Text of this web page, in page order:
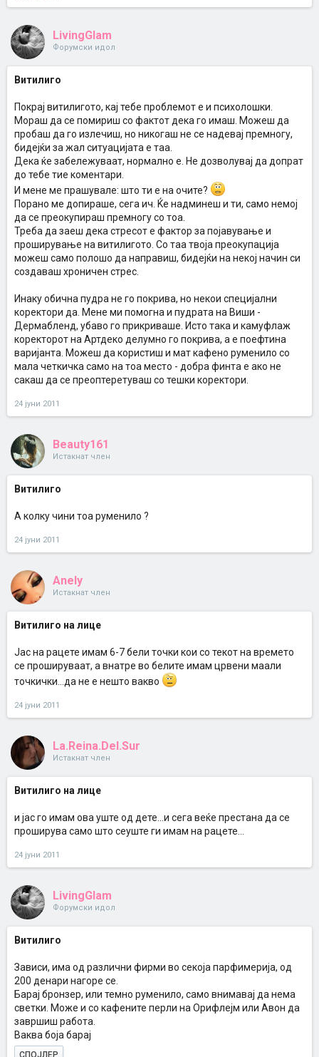
LivingGlam
Форумски идол
Витилиго
Покрај витилигото, кај тебе проблемот е и психолошки.
Мораш да се помириш со фактот дека го имаш. Можеш да
пробаш да го излечиш, но никогаш не се надевај премногу,
бидејќи за жал ситуацијата е таа.
Дека ќе забележуваат, нормално е. Не дозволувај да допрат
до тебе тие коментари.
И мене ме прашувале: што ти е на очите?
Порано ме допираше, сега ич. Ќе надминеш и ти, само немој
да се преокупираш премногу со тоа.
Треба да заеш дека стресот е фактор за појавување и
проширување на витилигото. Со таа твоја преокупација
можеш само полошо да направиш, бидејќи на некој начин си
создаваш хроничен стрес.
Инаку обична пудра не го покрива, но некои специјални
коректори да. Мене ми помогна и пудрата на Виши -
Дермабленд, убаво го прикриваше. Исто така и камуфлаж
коректорот на Артдеко делумно го покрива, а е поефтина
варијанта. Можеш да користиш и мат кафено руменило со
мала четкичка само на тоа место - добра финта е ако не
сакаш да се преоптеретуваш со тешки коректори.
24 јуни 2011
Beauty161
Истакнат член
Витилиго
А колку чини тоа руменило ?
24 јуни 2011
Anely
Истакнат член
Витилиго на лице
Јас на рацете имам 6-7 бели точки кои со текот на времето
се прошируваат, а внатре во белите имам црвени маали
точкички...да не е нешто вакво
24 јуни 2011
La.Reina.Del.Sur
Истакнат член
Витилиго на лице
и јас го имам ова уште од дете...и сега веќе престана да се
проширува само што сеуште ги имам на рацете...
24 јуни 2011
LivingGlam
Форумски идол
Витилиго
Зависи, има од различни фирми во секоја парфимерија, од
200 денари нагоре се.
Барај бронзер, или темно руменило, само внимавај да нема
светки. Може и со кафените перли на Орифлејм или Авон да
завршиш работа.
Ваква боја барај
СПОЈЛЕР